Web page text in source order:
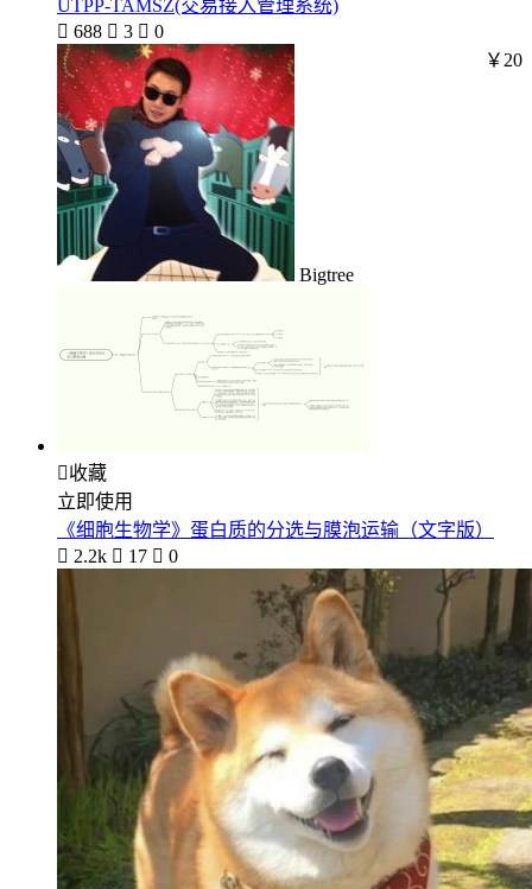
UTPP-TAMSZ(交易接入管理系统)
 688  3  0
Bigtree
￥20
收藏
立即使用
《细胞生物学》蛋白质的分选与膜泡运输（文字版）
 2.2k  17  0